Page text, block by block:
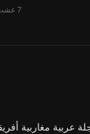
7 غشت 2026
عربية مغاربية